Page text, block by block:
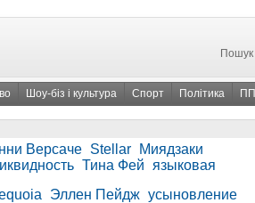
Пошук
Шоу-біз і культура Спорт Політика ПП
Версаче Stellar
Миядзаки
Тина Фей языковая
Эллен Пейдж усыновление